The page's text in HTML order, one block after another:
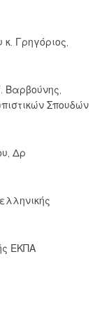
Γρηγόριος,
Βαρβούνης,
Σπουδών
Δρ
ΕΚΠΑ